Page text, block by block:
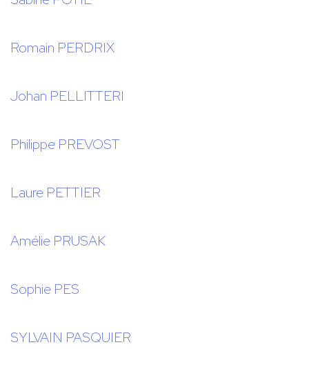
Romain PERDRIX
Johan PELLITTERI
Philippe PREVOST
Laure PETTIER
Amélie PRUSAK
Sophie PES
SYLVAIN PASQUIER